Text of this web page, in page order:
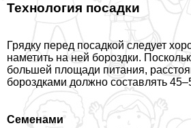
Технология посадки
Грядку перед посадкой следует
наметить на ней бороздки.
большей площади питания,
бороздками должно составлять
Семенами